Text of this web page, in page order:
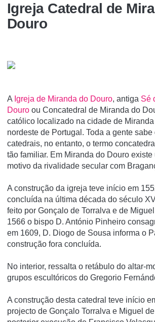
Igreja Catedral de
Douro
A Igreja de Miranda do Douro, antiga Sé
Douro ou Concatedral de Miranda do
católico localizado na cidade de
nordeste de Portugal. Toda a gente sabe
catedrais, no entanto, o termo
tão familiar. Em Miranda do Douro existe
motivo da rivalidade secular com
A construção da igreja teve iní­cio em
concluí­da na última década do século
feito por Gonçalo de Torralva e de
1566 o bispo D. António Pinheiro
em 1609, D. Diogo de Sousa informa o
construção fora concluí­da.
No interior, ressalta o retábulo do altar-
grupos escultóricos do Gregorio
A construção desta catedral teve início
projecto de Gonçalo Torralva e Miguel